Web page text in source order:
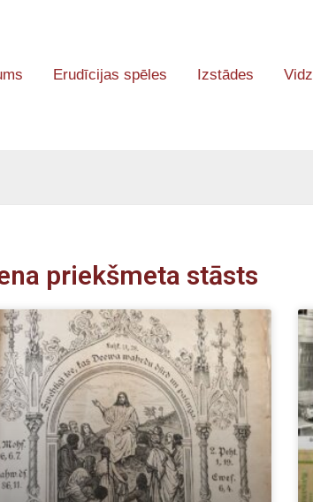
Erudīcijas spēles Izstādes
priekšmeta stāsts